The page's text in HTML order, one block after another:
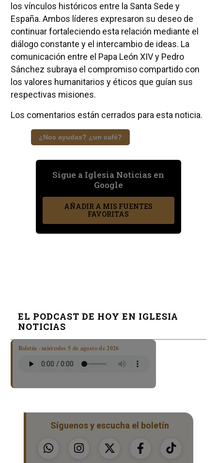
los vínculos históricos entre la Santa Sede y
España. Ambos líderes expresaron su deseo de
continuar fortaleciendo esta relación mediante el
diálogo constante y el intercambio de ideas. La
comunicación entre el Papa León XIV y Pedro
Sánchez subraya el compromiso compartido con
los valores humanitarios y éticos que guían sus
respectivas misiones.
Los comentarios están cerrados para esta noticia.
¿Nos ayudas? ¿un café?
Sigue a Iglesia Noticias en
Google
AÑADIR A MIS FUENTES
FAVORITAS
EL PODCAST DE HOY EN IGLESIA
NOTICIAS
Boletín · miércoles 5 de agosto de 2026
Síguenos y escucha el boletín